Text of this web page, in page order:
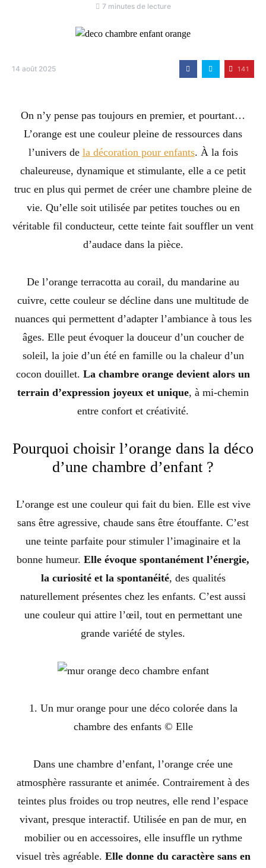
7 minutes de lecture
14 août 2025 141
On n’y pense pas toujours en premier, et pourtant…
L’orange est une couleur pleine de ressources dans
l’univers de la décoration pour enfants. À la fois
chaleureuse, dynamique et stimulante, elle a ce petit
truc en plus qui permet de créer une chambre pleine de
vie. Qu’elle soit utilisée par petites touches ou en
véritable fil conducteur, cette teinte fait souffler un vent
d’audace dans la pièce.
De l’orange terracotta au corail, du mandarine au
cuivre, cette couleur se décline dans une multitude de
nuances qui permettent d’adapter l’ambiance à tous les
âges. Elle peut évoquer la douceur d’un coucher de
soleil, la joie d’un été en famille ou la chaleur d’un
cocon douillet. La chambre orange devient alors un
terrain d’expression joyeux et unique, à mi-chemin
entre confort et créativité.
Pourquoi choisir l’orange dans la déco
d’une chambre d’enfant ?
L’orange est une couleur qui fait du bien. Elle est vive
sans être agressive, chaude sans être étouffante. C’est
une teinte parfaite pour stimuler l’imaginaire et la
bonne humeur. Elle évoque spontanément l’énergie,
la curiosité et la spontanéité, des qualités
naturellement présentes chez les enfants. C’est aussi
une couleur qui attire l’œil, tout en permettant une
grande variété de styles.
1. Un mur orange pour une déco colorée dans la
chambre des enfants © Elle
Dans une chambre d’enfant, l’orange crée une
atmosphère rassurante et animée. Contrairement à des
teintes plus froides ou trop neutres, elle rend l’espace
vivant, presque interactif. Utilisée en pan de mur, en
mobilier ou en accessoires, elle insuffle un rythme
visuel très agréable. Elle donne du caractère sans en